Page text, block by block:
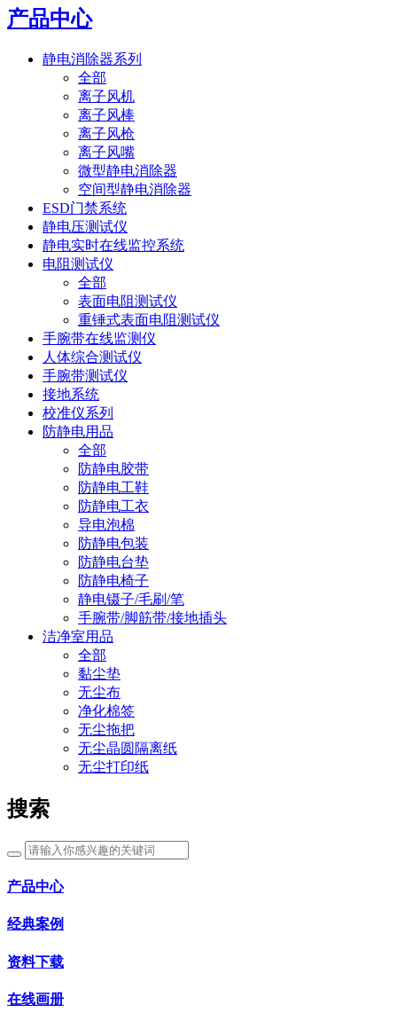
产品中心
静电消除器系列
全部
离子风机
离子风棒
离子风枪
离子风嘴
微型静电消除器
空间型静电消除器
ESD门禁系统
静电压测试仪
静电实时在线监控系统
电阻测试仪
全部
表面电阻测试仪
重锤式表面电阻测试仪
手腕带在线监测仪
人体综合测试仪
手腕带测试仪
接地系统
校准仪系列
防静电用品
全部
防静电胶带
防静电工鞋
防静电工衣
导电泡棉
防静电包装
防静电台垫
防静电椅子
静电镊子/毛刷/笔
手腕带/脚筋带/接地插头
洁净室用品
全部
黏尘垫
无尘布
净化棉签
无尘拖把
无尘晶圆隔离纸
无尘打印纸
搜索
产品中心
经典案例
资料下载
在线画册